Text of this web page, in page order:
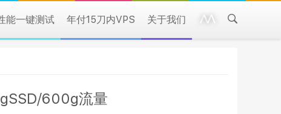
能一键测试 年付15刀内VPS 关于我们
600g流量